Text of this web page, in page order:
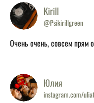
Kirill
@Psikirillgreen
Очень очень, совсем прям
Юлия
instagram.com/